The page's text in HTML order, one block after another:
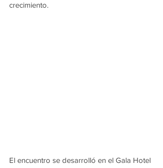
crecimiento.
El encuentro se desarrolló en el Gala Hotel